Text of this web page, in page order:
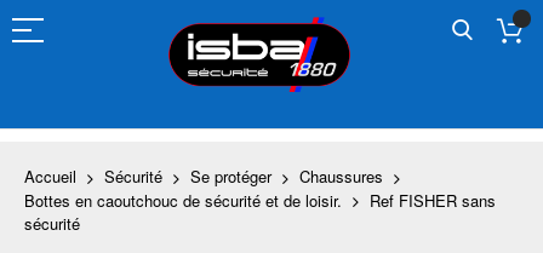
au
contenu
Accueil Sécurité Se protéger
Chaussures
Bottes en caoutchouc de sécurité et de loisir.
Ref FISHER sans
sécurité